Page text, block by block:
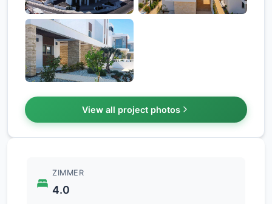
View all project photos
ZIMMER
4.0